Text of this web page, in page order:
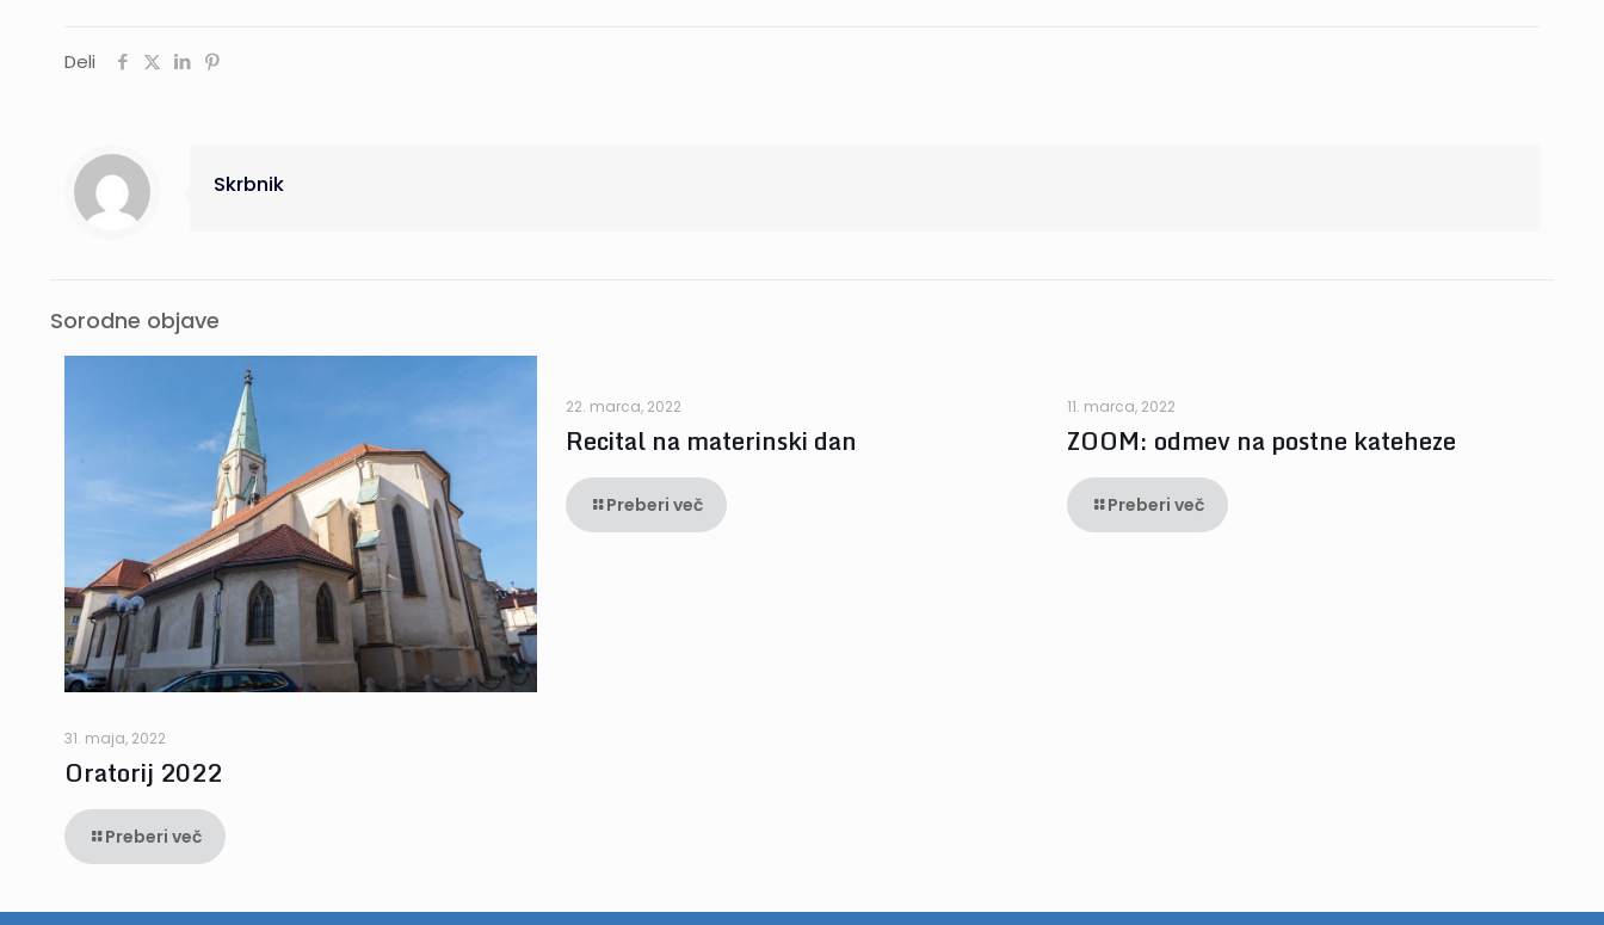
Deli
Skrbnik
Sorodne objave
31. maja, 2022
Oratorij 2022
Preberi več
22. marca, 2022
Recital na materinski dan
Preberi več
11. marca, 2022
ZOOM: odmev na postne kateheze
Preberi več